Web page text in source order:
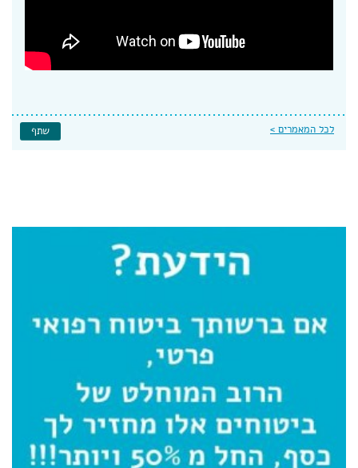
לכל המאמרים > שתף